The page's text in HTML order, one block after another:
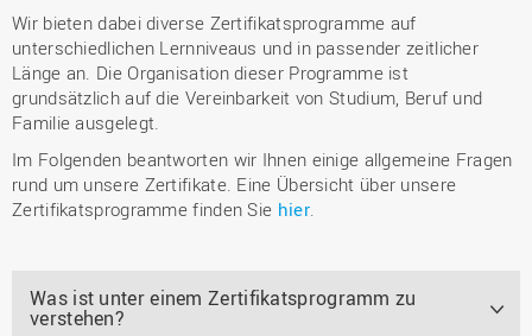
Wir bieten dabei diverse Zertifikatsprogramme auf
unterschiedlichen Lernniveaus und in passender zeitlicher
Länge an. Die Organisation dieser Programme ist
grundsätzlich auf die Vereinbarkeit von Studium, Beruf und
Familie ausgelegt.
Im Folgenden beantworten wir Ihnen einige allgemeine Fragen
rund um unsere Zertifikate. Eine Übersicht über unsere
Zertifikatsprogramme finden Sie hier.
Was ist unter einem Zertifikatsprogramm zu
verstehen?